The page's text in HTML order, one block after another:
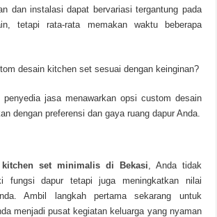
dan instalasi dapat bervariasi tergantung pada
tetapi rata-rata memakan waktu beberapa
desain kitchen set sesuai dengan keinginan?
jasa menawarkan opsi custom desain
dengan preferensi dan gaya ruang dapur Anda.
kitchen set minimalis di Bekasi, Anda tidak
fungsi dapur tetapi juga meningkatkan nilai
Ambil langkah pertama sekarang untuk
menjadi pusat kegiatan keluarga yang nyaman